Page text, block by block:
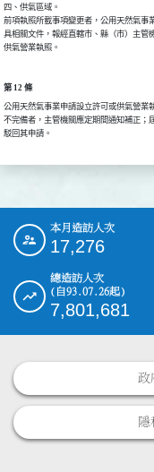
四、供氣區域。
前項執照所載事項變更者，公用天然氣事
具相關文件，報經直轄市、縣（市）主管
供氣營業執照。
第 12 條
公用天然氣事業申請設立許可或供氣營業
不完備者，主管機關應定期間通知補正；
駁回其申請。
::: 本月造訪人次
17,276
總造訪人次
(自93.07.26起)
7,801,681
政
隱